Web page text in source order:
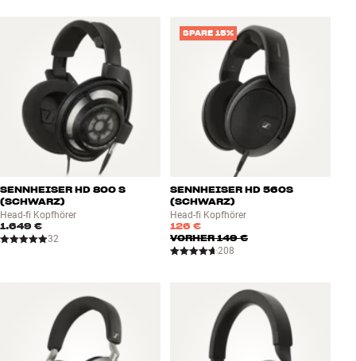
SENNHEISER HD 800 S
(SCHWARZ)
Head-fi Kopfhörer
1.649 €
32
SPARE 15%
SENNHEISER HD 560S
(SCHWARZ)
Head-fi Kopfhörer
126 €
VORHER149 €
208